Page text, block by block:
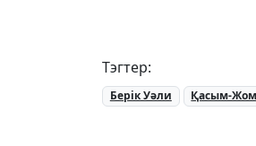
Тэгтер:
Берік Уәли Қасым-